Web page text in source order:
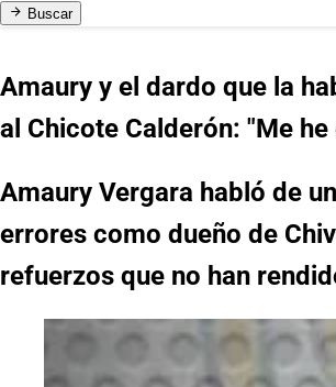
Buscar
Amaury y el dardo que la
al Chicote Calderón: "Me
Amaury Vergara habló de
errores como dueño de
refuerzos que no han